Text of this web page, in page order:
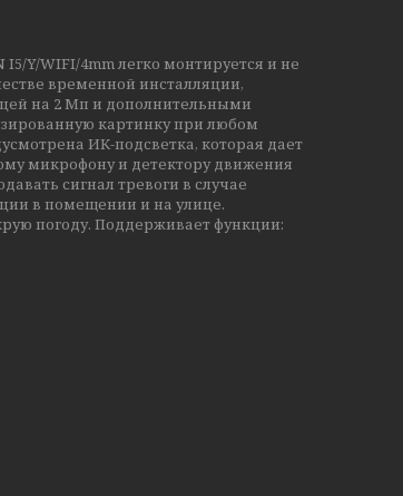
Y/WIFI/4mm легко монтируется и не
временной инсталляции,
на 2 Мп и дополнительными
картинку при любом
ИК-подсветка, которая дает
микрофону и детектору движения
сигнал тревоги в случае
в помещении и на улице.
погоду. Поддерживает функции: